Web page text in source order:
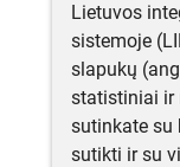
Lietuvos
sistemoje
slapukų
statistiniai ir
sutinkate su
sutikti ir su